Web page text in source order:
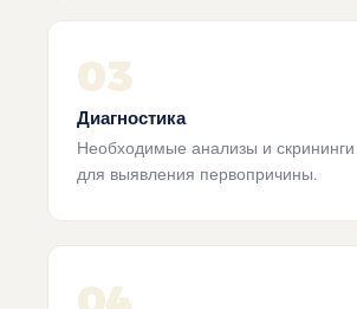
03
Диагностика
Необходимые анализы и
для выявления первопричины.